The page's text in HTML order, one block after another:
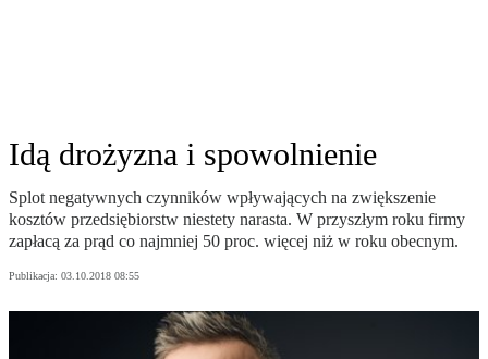
Idą drożyzna i spowolnienie
Splot negatywnych czynników wpływających na zwiększenie
kosztów przedsiębiorstw niestety narasta. W przyszłym roku firmy
zapłacą za prąd co najmniej 50 proc. więcej niż w roku obecnym.
Publikacja: 03.10.2018 08:55